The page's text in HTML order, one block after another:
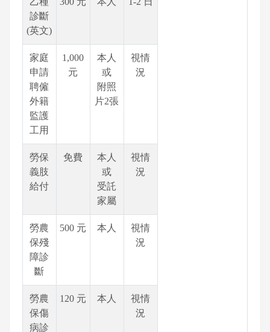
診斷
(英文)
家庭
申請
聘僱
外籍
監護
工用
1,000
元
本人
或
附照
片2張
視情
況
勞保
義肢
給付
免費
本人
或
受託
家屬
視情
況
勞農
保殘
障診
斷
500 元 本人
視情
況
勞農
保傷
病診
120 元 本人
視情
況